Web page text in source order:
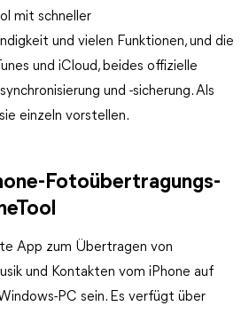
mit schneller
und vielen Funktionen, und die
und iCloud, beides offizielle
und -sicherung. Als
einzeln vorstellen.
Fotoübertragungs-
App zum Übertragen von
und Kontakten vom iPhone auf
PC sein. Es verfügt über